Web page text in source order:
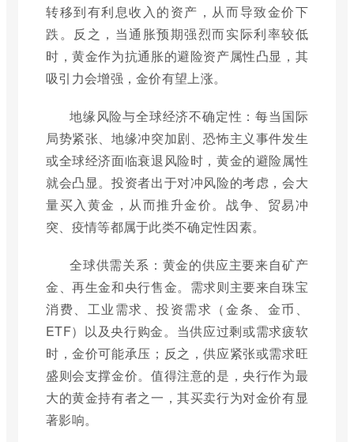
转移到有利息收入的资产，从而导致金价下
跌。反之，当通胀预期强烈而实际利率较低
时，黄金作为抗通胀的避险资产属性凸显，其
吸引力会增强，金价有望上涨。
地缘风险与全球经济不确定性：每当国际
局势紧张、地缘冲突加剧、恐怖主义事件发生
或全球经济面临衰退风险时，黄金的避险属性
就会凸显。投资者出于对冲风险的考虑，会大
量买入黄金，从而推升金价。战争、贸易冲
突、疫情等都属于此类不确定性因素。
全球供需关系：黄金的供应主要来自矿产
金、再生金和央行售金。需求则主要来自珠宝
消费、工业需求、投资需求（金条、金币、
ETF）以及央行购金。当供应过剩或需求疲软
时，金价可能承压；反之，供应紧张或需求旺
盛则会支撑金价。值得注意的是，央行作为最
大的黄金持有者之一，其买卖行为对金价有显
著影响。